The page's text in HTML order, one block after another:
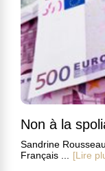
Non à la
Sandrine
Français ...
[Lire